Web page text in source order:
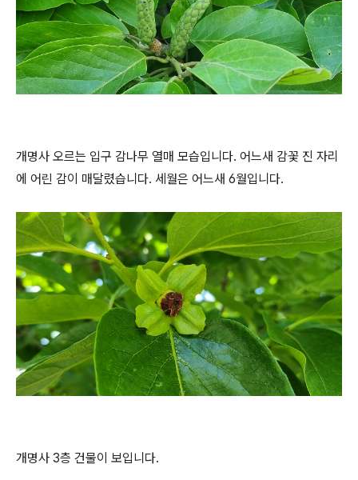
개명사 오르는 입구 감나무 열매 모습입니다. 어느새 감꽃 진 자리
에 어린 감이 매달렸습니다. 세월은 어느새 6월입니다.
개명사 3층 건물이 보입니다.